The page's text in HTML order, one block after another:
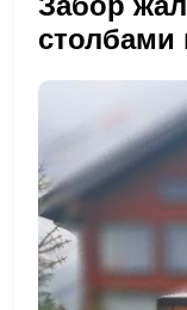
столбами